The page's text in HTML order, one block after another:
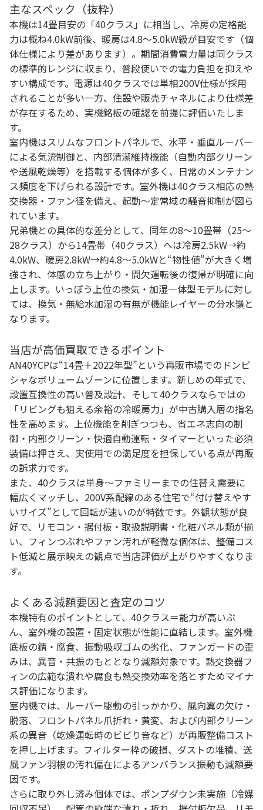
主なスペック（抜粋）
本機は14畳目安の「40クラス」に相当し、冷房の定格能
力は概ね4.0kW前後、暖房は4.8〜5.0kW級が目安です（個
体仕様により差があります）。期間消費電力量は同クラス
の標準的レンジに収まり、普段使いでの電力負担を抑えや
すい構成です。電源は40クラスでは単相200V仕様が採用
されることが多い一方、住設や販売チャネルにより仕様差
が存在するため、実機銘板の確認を前提に評価いたしま
す。
室内機はスリムなフロントパネルで、水平・垂直ルーバー
による気流制御と、内部清潔維持機能（自動内部クリーン
や送風乾燥等）を搭載する個体が多く、日常のメンテナン
ス頻度を下げられる設計です。室外機は40クラス相応の熱
交換器・ファン径を備え、起動〜定常域の騒音抑制が図ら
れています。
兄弟機との具体的な差分として、同年の8〜10畳帯（25〜
28クラス）から14畳帯（40クラス）へは冷房2.5kW→約
4.0kW、暖房2.8kW→約4.8〜5.0kWと“物性値”が大きく増
強され、体感の立ち上がり・間欠運転後の復帰が明確に向
上します。いっぽう上位の換気・加湿一体型モデルに対し
ては、 換気・無給水加湿の有無が機能レイヤーの分水嶺と
なります。
当店が高価買取できるポイント
AN40YCPは“14畳＋2022年型”という再販市場でのドンピ
シャなボリュームゾーンに位置します。新しめの年式で、
設置互換性の高い普及設計、そして40クラスならではの
「リビングも狙える余裕の冷暖房力」 が中古購入層の指名
性を高めます。上位機能を削ぎつつも、省エネ志向の制
御・内部クリーン・快適自動運転・タイマーといった必須
装備は押さえ、実使用での満足度を担保している点が再販
の訴求力です。
また、40クラスは単身〜ファミリーまでの住替え需要に
幅広くマッチし、200V系配線のある住宅で“付け替えやす
いサイズ”として回転が速いのが特徴です。外観状態が良
好で、 リモコン・据付板・取扱説明書・化粧パネル類が揃
い、 フィンつぶれやファン汚れが軽微な個体は、整備コス
ト低減と展示映えの観点で当店評価が上がりやすくなりま
す。
よくある減額要因と査定のコツ
本機特有のポイントとして、 40クラス＝能力が高いぶ
ん、室外機の設置・固定状態が性能に直結します。室外機
底板の錆・腐食、振動吸収ゴムの劣化、ファンガードの歪
みは、異音・共振のもととなり減額対象です。熱交換器フ
ィンの広範な潰れや腐食も熱交換効率を落とすためマイナ
ス評価になります。
室内機では、 ルーバー駆動の引っかかり、 風向翼の欠け・
脱落、 フロントパネル爪折れ・黄変、および内部クリーン
系の異音 （乾燥運転時のビビり音など）が再販整備コスト
を押し上げます。フィルター枠の破損、ダストの堆積、送
風ファン羽根の汚れ偏在によるアンバランス振動も減額要
因です。
さらに取り外し済み個体では、 ポンプダウン未実施（冷媒